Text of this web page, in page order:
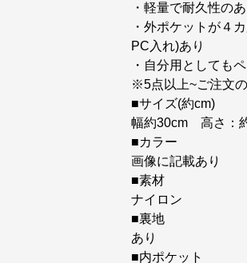
・軽量で耐久性の
・外ポケットが４
PC入れ)あり
・自分用としても
※5点以上~ご注文
■サイズ(約cm)
幅約30cm 高さ：
■カラー
画像に記載あり
■素材
ナイロン
■裏地
あり
■内ポケット